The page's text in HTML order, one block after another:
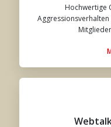
Hochwertige